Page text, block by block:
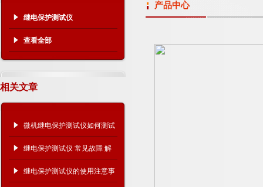
继电保护测试仪
查看全部
相关文章
微机继电保护测试仪如何测试
10kV过流保护
继电保护测试仪 常见故障 解
决方法
继电保护测试仪的使用注意事
产品中心